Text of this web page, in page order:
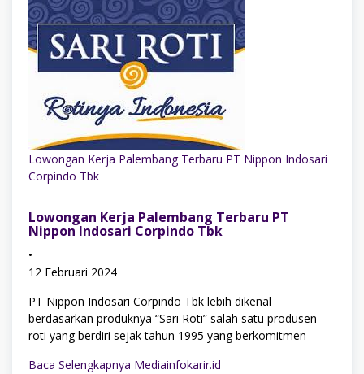
Lowongan Kerja Palembang Terbaru PT Nippon Indosari
Corpindo Tbk
Lowongan Kerja Palembang Terbaru PT
Nippon Indosari Corpindo Tbk
•
12 Februari 2024
PT Nippon Indosari Corpindo Tbk lebih dikenal
berdasarkan produknya “Sari Roti” salah satu produsen
roti yang berdiri sejak tahun 1995 yang berkomitmen
Baca Selengkapnya Mediainfokarir.id